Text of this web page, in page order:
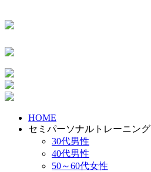
HOME
セミパーソナルトレーニング
30代男性
40代男性
50～60代女性